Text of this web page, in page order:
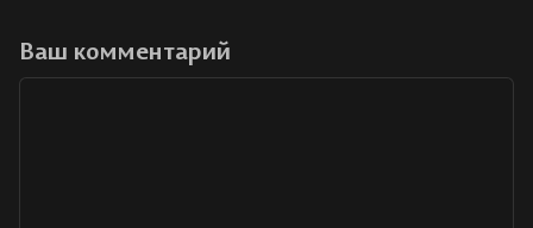
Ваш комментарий